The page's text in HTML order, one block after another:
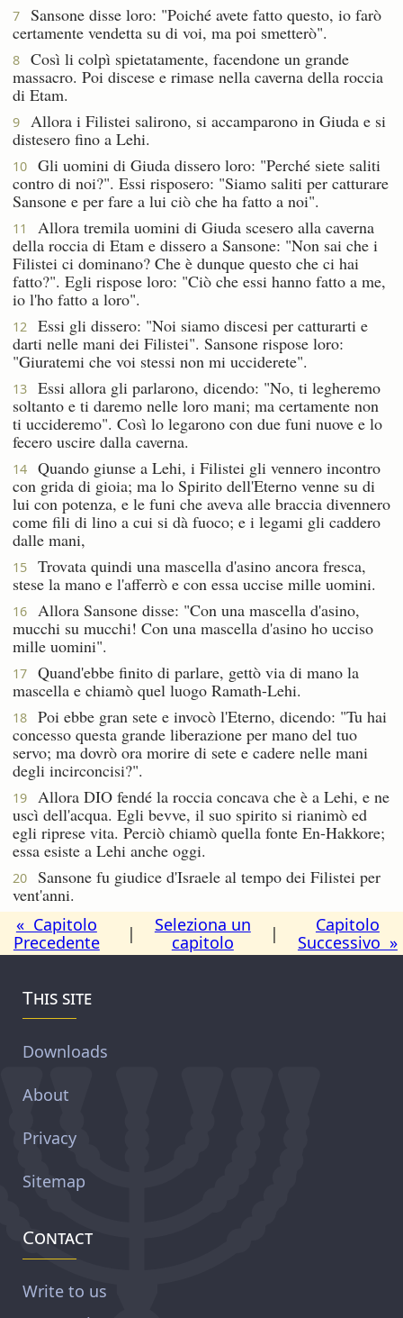
7
Sansone disse loro: "Poiché avete fatto questo, io farò
certamente vendetta su di voi, ma poi smetterò".
8
Così li colpì spietatamente, facendone un grande
massacro. Poi discese e rimase nella caverna della roccia
di Etam.
9
Allora i Filistei salirono, si accamparono in Giuda e si
distesero fino a Lehi.
10
Gli uomini di Giuda dissero loro: "Perché siete saliti
contro di noi?". Essi risposero: "Siamo saliti per catturare
Sansone e per fare a lui ciò che ha fatto a noi".
11
Allora tremila uomini di Giuda scesero alla caverna
della roccia di Etam e dissero a Sansone: "Non sai che i
Filistei ci dominano? Che è dunque questo che ci hai
fatto?". Egli rispose loro: "Ciò che essi hanno fatto a me,
io l'ho fatto a loro".
12
Essi gli dissero: "Noi siamo discesi per catturarti e
darti nelle mani dei Filistei". Sansone rispose loro:
"Giuratemi che voi stessi non mi ucciderete".
13
Essi allora gli parlarono, dicendo: "No, ti legheremo
soltanto e ti daremo nelle loro mani; ma certamente non
ti uccideremo". Così lo legarono con due funi nuove e lo
fecero uscire dalla caverna.
14
Quando giunse a Lehi, i Filistei gli vennero incontro
con grida di gioia; ma lo Spirito dell'Eterno venne su di
lui con potenza, e le funi che aveva alle braccia divennero
come fili di lino a cui si dà fuoco; e i legami gli caddero
dalle mani,
15
Trovata quindi una mascella d'asino ancora fresca,
stese la mano e l'afferrò e con essa uccise mille uomini.
16
Allora Sansone disse: "Con una mascella d'asino,
mucchi su mucchi! Con una mascella d'asino ho ucciso
mille uomini".
17
Quand'ebbe finito di parlare, gettò via di mano la
mascella e chiamò quel luogo Ramath-Lehi.
18
Poi ebbe gran sete e invocò l'Eterno, dicendo: "Tu hai
concesso questa grande liberazione per mano del tuo
servo; ma dovrò ora morire di sete e cadere nelle mani
degli incirconcisi?".
19
Allora DIO fendé la roccia concava che è a Lehi, e ne
uscì dell'acqua. Egli bevve, il suo spirito si rianimò ed
egli riprese vita. Perciò chiamò quella fonte En-Hakkore;
essa esiste a Lehi anche oggi.
20
Sansone fu giudice d'Israele al tempo dei Filistei per
vent'anni.
« Capitolo
Precedente
|
Seleziona un
capitolo
|
Capitolo
Successivo »
This site
Downloads
About
Privacy
Sitemap
Contact
Write to us